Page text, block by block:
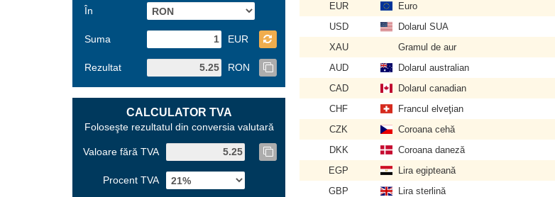
În
Suma EUR
Rezultat RON
CALCULATOR TVA
Foloseşte rezultatul din conversia valutară
Valoare fără TVA
Procent TVA
EUR
Euro
USD
Dolarul SUA
XAU
Gramul de aur
AUD
Dolarul australian
CAD
Dolarul canadian
CHF
Francul elveţian
CZK
Coroana cehă
DKK
Coroana daneză
EGP
Lira egipteană
GBP
Lira sterlină